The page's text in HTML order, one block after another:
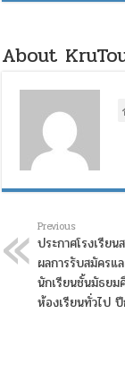
About
Previous
ประกาศโรงเรีย
ผลการรับสมัครแ
นักเรียนชั้นมัธย
ห้องเรียนทั่วไป